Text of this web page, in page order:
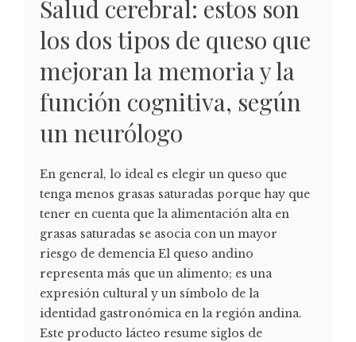
Salud cerebral: estos son
los dos tipos de queso que
mejoran la memoria y la
función cognitiva, según
un neurólogo
En general, lo ideal es elegir un queso que
tenga menos grasas saturadas porque hay que
tener en cuenta que la alimentación alta en
grasas saturadas se asocia con un mayor
riesgo de demencia El queso andino
representa más que un alimento; es una
expresión cultural y un símbolo de la
identidad gastronómica en la región andina.
Este producto lácteo resume siglos de